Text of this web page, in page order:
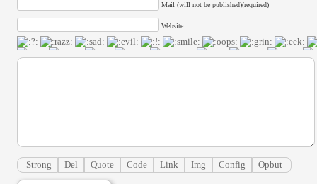
Mail (will not be published)(required)
Website
Strong Del Quote Code Link Img Config Opbut